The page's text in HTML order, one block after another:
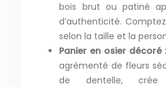
bois brut ou patiné
d’authenticité.
selon la taille et la
Panier en osier décoré :
agrémenté de fleurs
de dentelle, crée